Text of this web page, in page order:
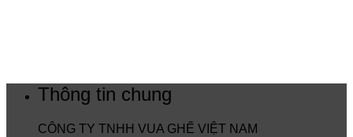
Thông tin chung
CÔNG TY TNHH VUA GHẾ VIỆT NAM